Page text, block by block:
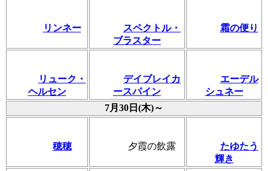
リンネー
スペクトル・
ブラスター
霜の便り
リューク・
ヘルセン
デイブレイカ
ースパイン
エーデル
シュネー
7月30日(木)～
穂穂 夕霞の飲露
たゆたう
輝き